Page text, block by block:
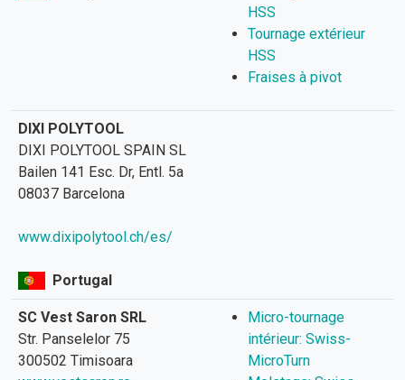
HSS
Tournage extérieur
HSS
Fraises à pivot
DIXI POLYTOOL
DIXI POLYTOOL SPAIN SL
Bailen 141 Esc. Dr, Entl. 5a
08037 Barcelona
www.dixipolytool.ch/es/
Portugal
SC Vest Saron SRL
Str. Panselelor 75
300502 Timisoara
Micro-tournage
intérieur: Swiss-
MicroTurn